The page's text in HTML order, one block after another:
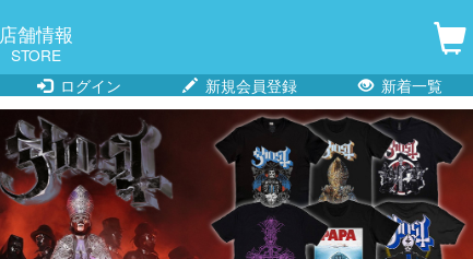
店舗情報
STORE
ログイン
新規会員登録 新着一覧